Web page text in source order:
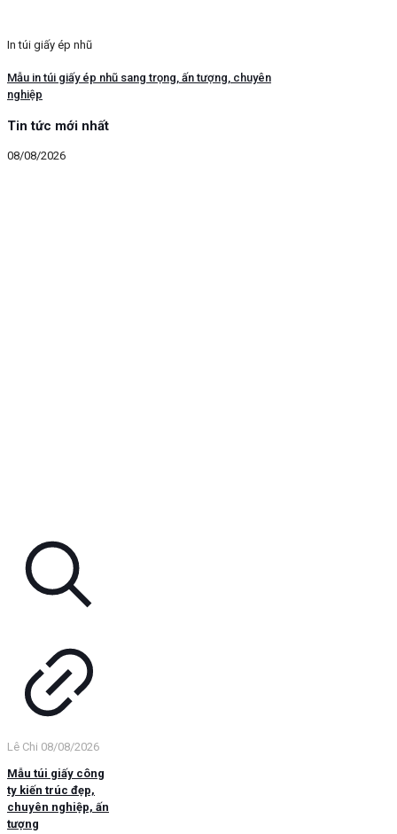
In túi giấy ép nhũ
Mẫu in túi giấy ép nhũ sang trọng, ấn tượng, chuyên
nghiệp
Tin tức mới nhất
08/08/2026
Lê Chi 08/08/2026
Mẫu túi giấy công
ty kiến trúc đẹp,
chuyên nghiệp, ấn
tượng